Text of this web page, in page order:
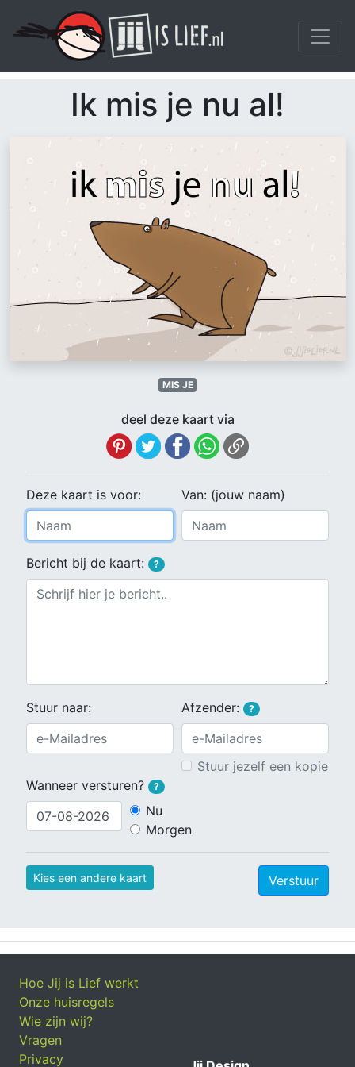
Ik mis je nu al!
MIS JE
deel deze kaart via
Deze kaart is voor: Van: (jouw naam)
Bericht bij de kaart: ?
Stuur naar: Afzender: ?
Stuur jezelf een kopie
Wanneer versturen?
?
Nu
Morgen
Kies een andere kaart Verstuur
Hoe Jij is Lief werkt
Onze huisregels
Wie zijn wij?
Vragen
Privacy